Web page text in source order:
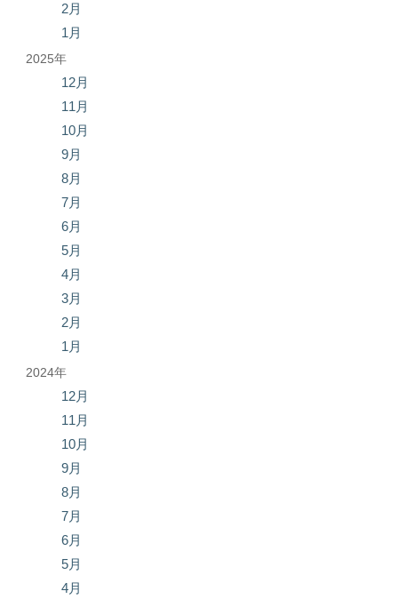
2月
1月
2025年
12月
11月
10月
9月
8月
7月
6月
5月
4月
3月
2月
1月
2024年
12月
11月
10月
9月
8月
7月
6月
5月
4月